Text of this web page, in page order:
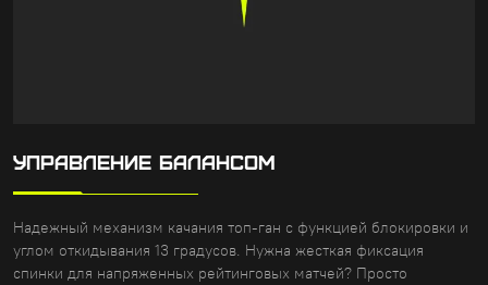
УПРАВЛЕНИЕ БАЛАНСОМ
Надежный механизм качания топ-ган с функцией блокировки и
углом откидывания 13 градусов. Нужна жесткая фиксация
спинки для напряженных рейтинговых матчей? Просто